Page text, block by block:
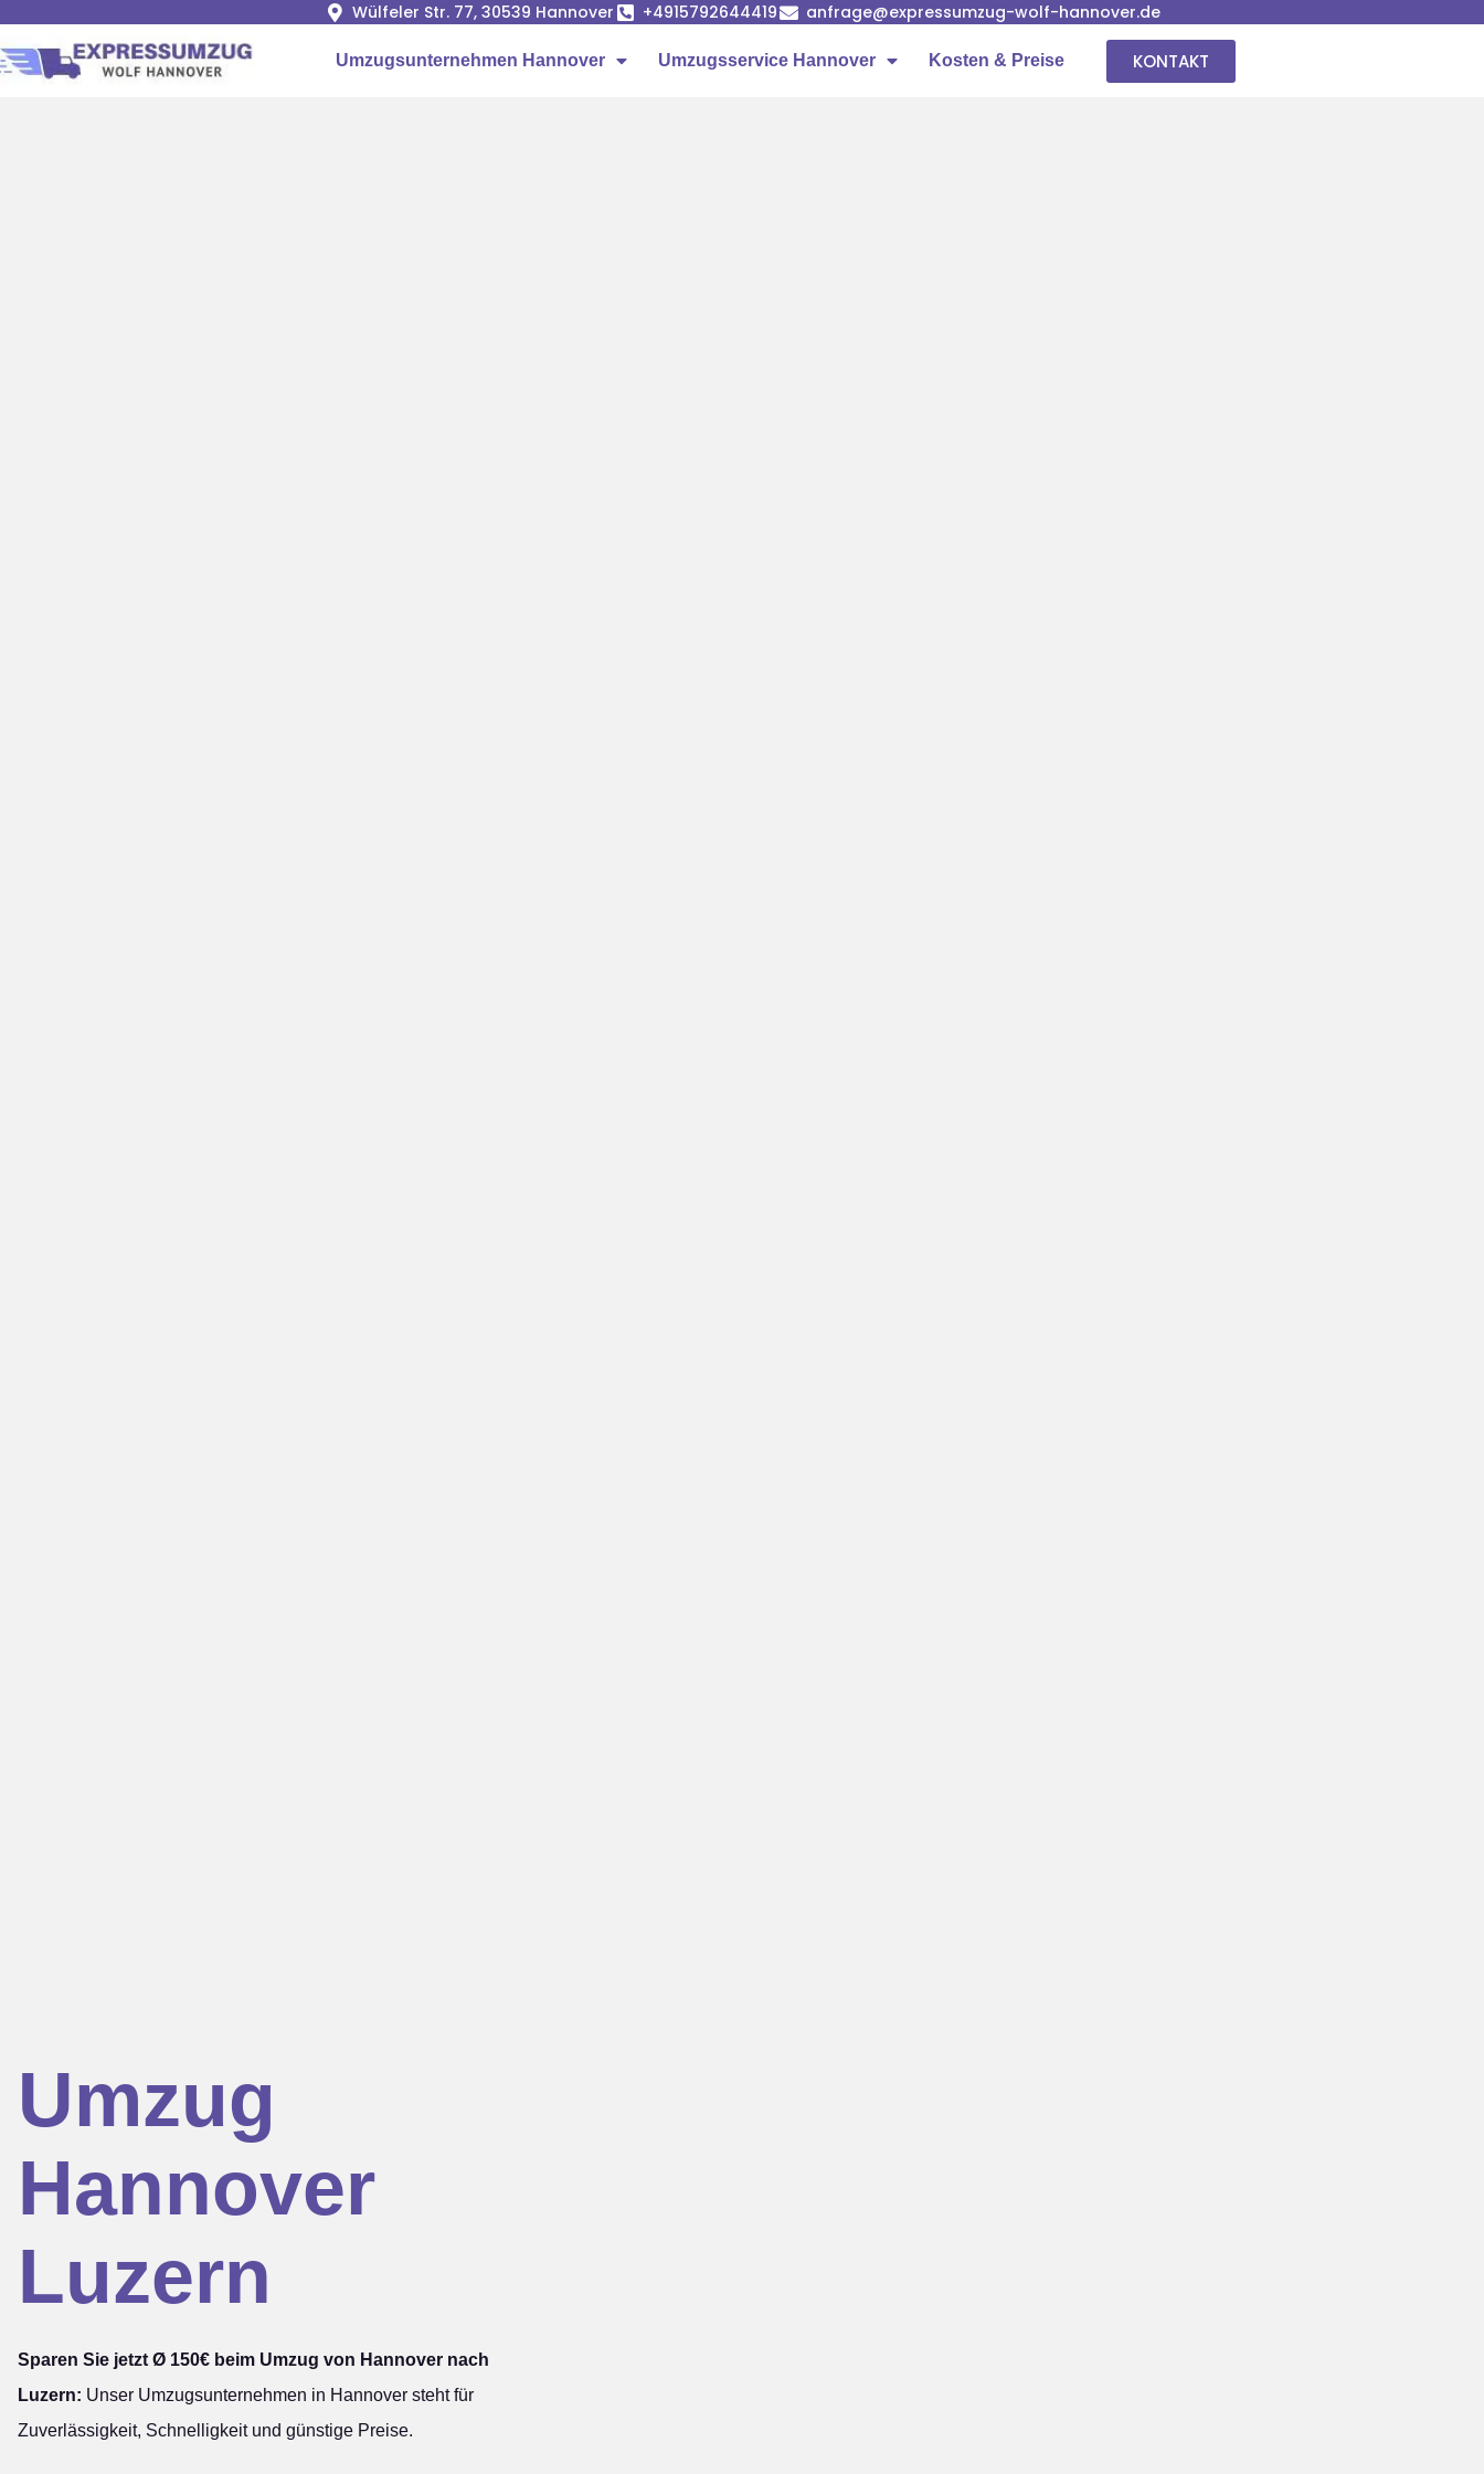
Wülfeler Str. 77, 30539 Hannover +4915792644419 anfrage@expressumzug-wolf-hannover.de
Umzugsunternehmen Hannover Umzugsservice Hannover Kosten & Preise KONTAKT
Umzug
Hannover
Luzern
Sparen Sie jetzt Ø 150€ beim Umzug von Hannover nach
Luzern: Unser Umzugsunternehmen in Hannover steht für
Zuverlässigkeit, Schnelligkeit und günstige Preise.